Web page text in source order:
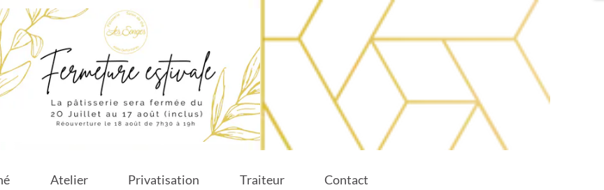
Atelier Privatisation Traiteur Contact
Songes